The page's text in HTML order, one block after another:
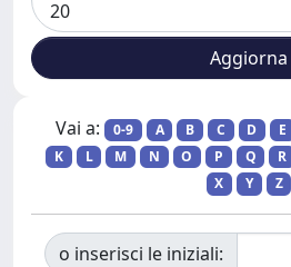
Vai a: 0-9 A B C D E
K
L M N O P Q R
X
Y Z
o inserisci le iniziali: